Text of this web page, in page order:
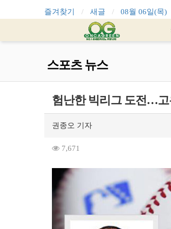
즐겨찾기 새글 08월 06일(목)
스포츠 뉴스
험난한 빅리그 도전…고
권종오 기자
7,671